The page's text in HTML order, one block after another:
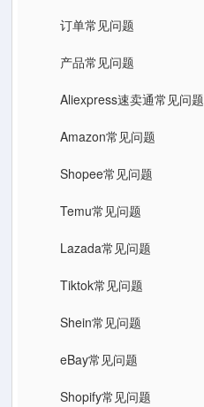
订单常见问题
产品常见问题
Aliexpress速卖通常见问题
Amazon常见问题
Shopee常见问题
Temu常见问题
Lazada常见问题
Tiktok常见问题
Shein常见问题
eBay常见问题
Shopify常见问题